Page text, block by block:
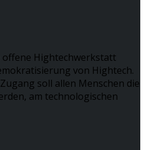
offene Hightechwerkstatt
von Hightech.
soll allen Menschen die
am technologischen